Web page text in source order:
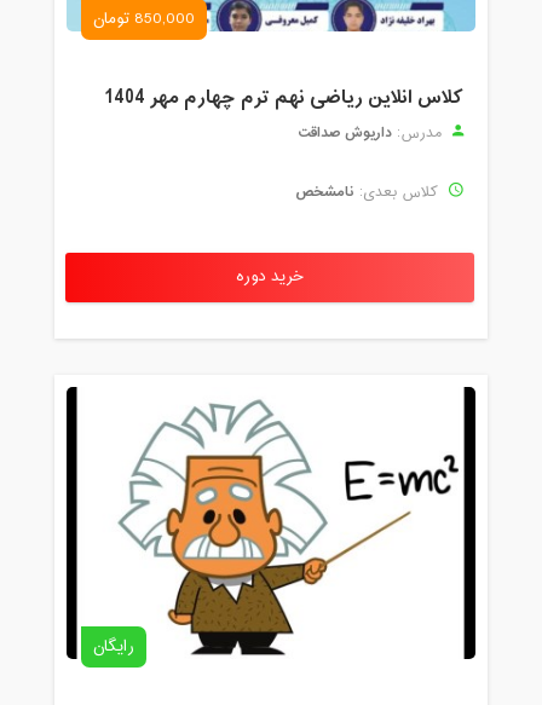
850,000 تومان
کلاس انلاین ریاضی نهم ترم چهارم مهر 1404
مدرس: داریوش صداقت
کلاس بعدی: نامشخص
خرید دوره
رایگان